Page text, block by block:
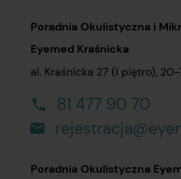
Poradnia Okulistyczna i
Eyemed Kraśnicka
al. Kraśnicka 27 (I piętro), 20-
81 477 90 70
Poradnia Okulistyczna